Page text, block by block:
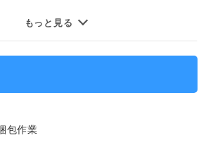
梱包・出荷準備などをお願いします。
もっと見る
包作業